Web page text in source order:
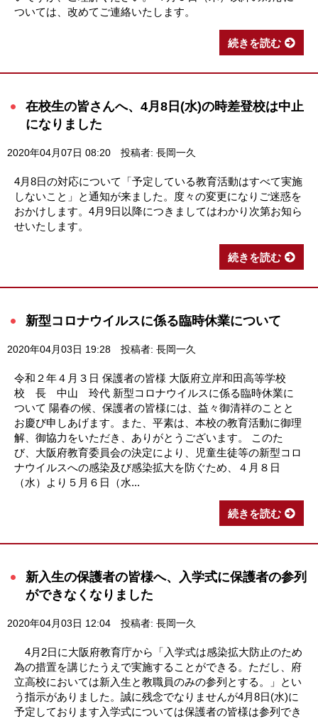
ついては、改めてご連絡いたします。
続きを読む
在校生の皆さんへ、4月8日(水)の時差登校は中止
になりました
2020年04月07日 08:20 投稿者: 長岡一久
4月8日の対応について「予定している教育活動はすべて実施
しないこと」と通知が来ました。度々の変更になりご迷惑を
おかけします。4月9日以降につきましてはわかり次第お知ら
せいたします。
続きを読む
新型コロナウイルスに係る臨時休業について
2020年04月03日 19:28 投稿者: 長岡一久
令和２年４月３日 保護者の皆様 大阪府立岸和田高等学校
校 長 中山 玲代 新型コロナウイルスに係る臨時休業に
ついて 陽春の候、保護者の皆様には、益々御清祥のことと
お慶び申しあげます。また、平素は、本校の教育活動に御理
解、御協力をいただき、ありがとうございます。 このた
び、大阪府教育委員会の決定により、児童生徒等の新型コロ
ナウイルスへの感染及び感染拡大を防ぐため、４月８日
（水）より５月６日（水...
続きを読む
新入生の保護者の皆様へ、入学式に保護者の参列
ができなくなりました
2020年04月03日 12:04 投稿者: 長岡一久
4月2日に大阪府教育庁から「入学式は感染拡大防止のため
為の措置を講じたうえで実施することができる。ただし、府
立高校においては新入生と教職員のみの参列とする。」とい
う指示がありました。誠に残念でなりませんが4月8日(水)に
予定しております入学式については保護者の皆様は参列でき